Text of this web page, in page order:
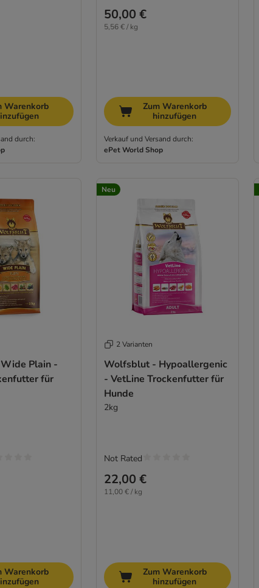
Warenkorb
durch:
50,00 €
5,56 € / kg
Zum Warenkorb
hinzufügen
Verkauf und Versand durch:
ePet World Shop
Plain -
für
Warenkorb
Neu
2 Varianten
Wolfsblut - Hypoallergenic
- VetLine Trockenfutter für
Hunde
2kg
22,00 €
11,00 € / kg
Not Rated
Zum Warenkorb
hinzufügen